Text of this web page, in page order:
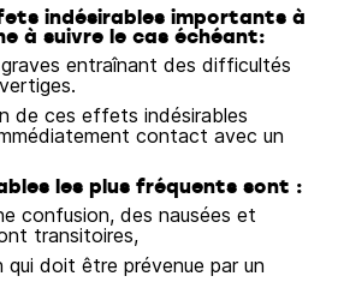
indésirables importants à
à suivre le cas échéant:
entraînant des difficultés
de ces effets indésirables
contact avec un
les plus fréquents sont :
confusion, des nausées et
transitoires,
qui doit être prévenue par un